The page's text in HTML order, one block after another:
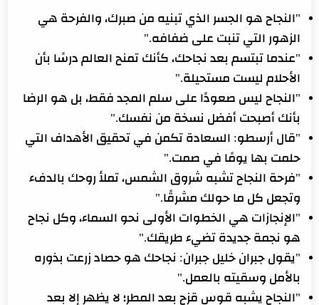
"النجاح هو الجسر الذي تبنيه من صبرك، والفرحة هي
الزهور التي تنبت على ضفافه."
"عندما تبتسم بعد نجاحك، كأنك تمنح العالم درسًا بأن
الأحلام ليست مستحيلة."
"النجاح ليس صعودًا على سلم المجد فقط، بل هو الرضا
بأنك أصبحت أفضل نسخة من نفسك."
"قال أرسطو: السعادة تكمن في تحقيق الأهداف التي
حلمت بها يومًا في صمت."
"فرحة النجاح تشبه شروق الشمس، تملأ روحك بالدفء
وتجعل كل ما حولك مشرقًا."
"الإنجازات هي الخطوات الأولى نحو السماء، وكل نجاح
هو نجمة جديدة تضيء طريقك."
"يقول جبران خليل جبران: نجاحك هو حصاد زرعت بذوره
بالأمل وسقيته بالعمل."
"النجاح يشبه قوس قزح بعد المطر؛ لا يظهر إلا بعد